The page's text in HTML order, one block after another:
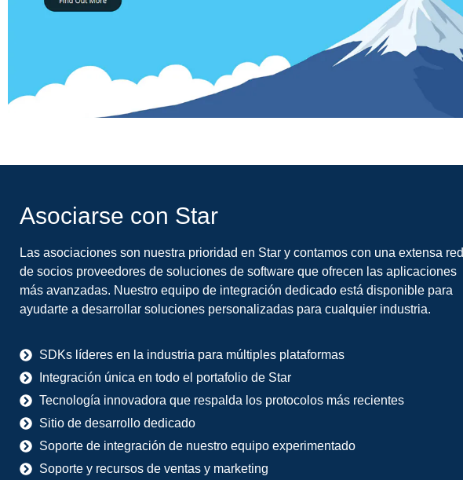
Asociarse con Star
Las asociaciones son nuestra prioridad en Star y contamos con una extensa red
de socios proveedores de soluciones de software que ofrecen las aplicaciones
más avanzadas. Nuestro equipo de integración dedicado está disponible para
ayudarte a desarrollar soluciones personalizadas para cualquier industria.
SDKs líderes en la industria para múltiples plataformas
Integración única en todo el portafolio de Star
Tecnología innovadora que respalda los protocolos más recientes
Sitio de desarrollo dedicado
Soporte de integración de nuestro equipo experimentado
Soporte y recursos de ventas y marketing